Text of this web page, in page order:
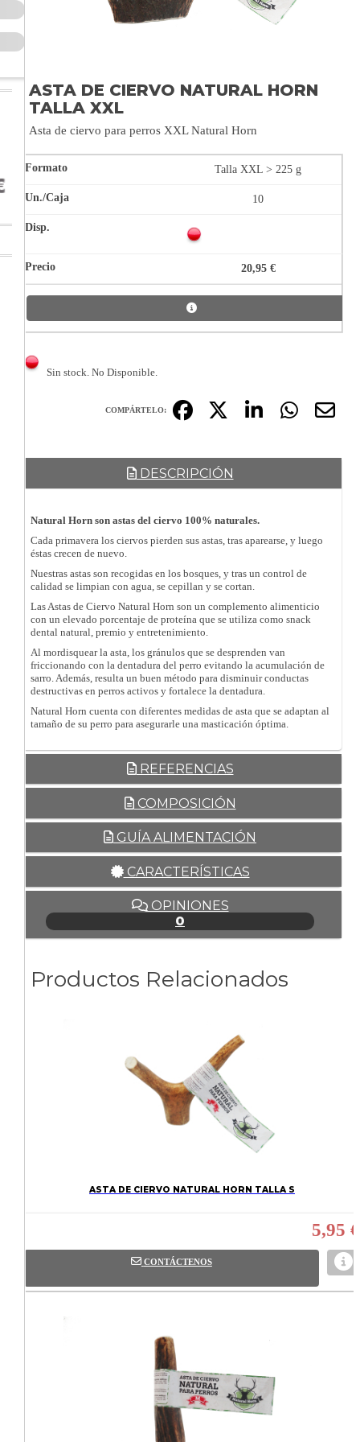
ASTA DE CIERVO NATURAL HORN
TALLA XXL
Asta de ciervo para perros XXL Natural Horn
Talla XXL > 225 g
10
20,95 €
Sin stock. No Disponible.
COMPÁRTELO:
DESCRIPCIÓN
Natural Horn son astas del ciervo 100% naturales.
Cada primavera los ciervos pierden sus astas, tras aparearse, y luego
éstas crecen de nuevo.
Nuestras astas son recogidas en los bosques, y tras un control de
calidad se limpian con agua, se cepillan y se cortan.
Las Astas de Ciervo Natural Horn son un complemento alimenticio
con un elevado porcentaje de proteína que se utiliza como snack
dental natural, premio y entretenimiento.
Al mordisquear la asta, los gránulos que se desprenden van
friccionando con la dentadura del perro evitando la acumulación de
sarro. Además, resulta un buen método para disminuir conductas
destructivas en perros activos y fortalece la dentadura.
Natural Horn cuenta con diferentes medidas de asta que se adaptan al
tamaño de su perro para asegurarle una masticación óptima.
REFERENCIAS
COMPOSICIÓN
GUÍA ALIMENTACIÓN
CARACTERÍSTICAS
OPINIONES
0
Productos Relacionados
ASTA DE CIERVO NATURAL HORN TALLA S
5,95 €
CONTÁCTENOS